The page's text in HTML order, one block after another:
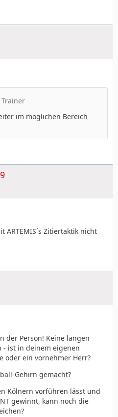
im möglichen Bereich
ARTEMIS´s Zitiertaktik nicht
der Person! Keine langen
- ist in deinem eigenen
oder ein vornehmer Herr?
Gehirn gemacht?
Kölnern vorführen lässt und
gewinnt, kann noch die